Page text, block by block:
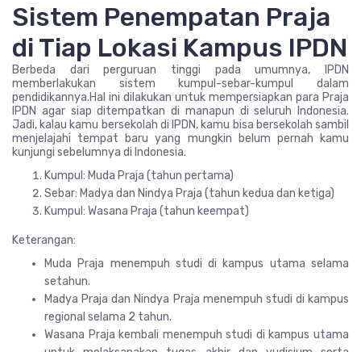
Sistem Penempatan Praja
di Tiap Lokasi Kampus IPDN
Berbeda dari perguruan tinggi pada umumnya, IPDN
memberlakukan sistem kumpul-sebar-kumpul dalam
pendidikannya.Hal ini dilakukan untuk mempersiapkan para Praja
IPDN agar siap ditempatkan di manapun di seluruh Indonesia.
Jadi, kalau kamu bersekolah di IPDN, kamu bisa bersekolah sambil
menjelajahi tempat baru yang mungkin belum pernah kamu
kunjungi sebelumnya di Indonesia.
Kumpul: Muda Praja (tahun pertama)
Sebar: Madya dan Nindya Praja (tahun kedua dan ketiga)
Kumpul: Wasana Praja (tahun keempat)
Keterangan:
Muda Praja menempuh studi di kampus utama selama
setahun.
Madya Praja dan Nindya Praja menempuh studi di kampus
regional selama 2 tahun.
Wasana Praja kembali menempuh studi di kampus utama